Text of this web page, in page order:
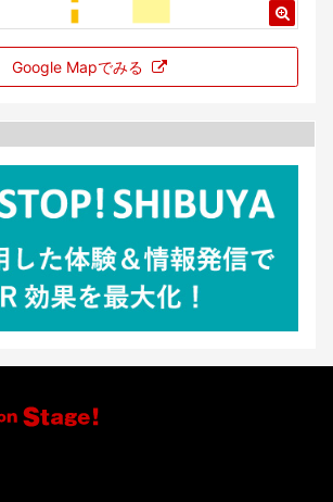
Google Mapでみる